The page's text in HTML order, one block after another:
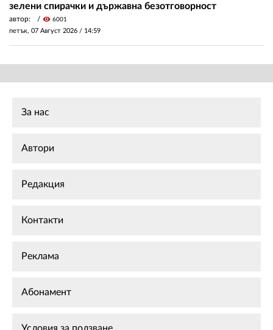
зелени спирачки и държавна безотговорност
автор: visibility 6001
петък, 07 Август 2026 / 14:59
За нас
Автори
Редакция
Контакти
Реклама
Абонамент
Условия за ползване